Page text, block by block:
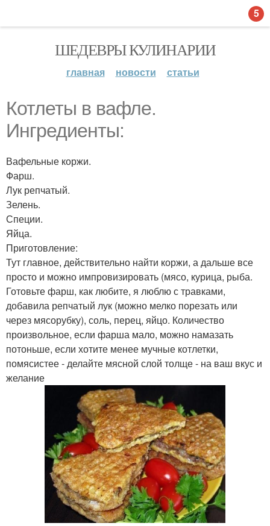
ШЕДЕВРЫ КУЛИНАРИИ
главная новости статьи
Котлеты в вафле.
Ингредиенты:
Вафельные коржи.
Фарш.
Лук репчатый.
Зелень.
Специи.
Яйца.
Приготовление:
Тут главное, действительно найти коржи, а дальше все
просто и можно импровизировать (мясо, курица, рыба.
Готовьте фарш, как любите, я люблю с травками,
добавила репчатый лук (можно мелко порезать или
через мясорубку), соль, перец, яйцо. Количество
произвольное, если фарша мало, можно намазать
потоньше, если хотите менее мучные котлетки,
помясистее - делайте мясной слой толще - на ваш вкус и
желание
5